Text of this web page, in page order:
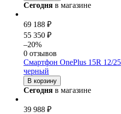
Сегодня в магазине
69 188 ₽
55 350 ₽
–20%
0 отзывов
Смартфон OnePlus 15R 12/
черный
В корзину
Сегодня в магазине
39 988 ₽